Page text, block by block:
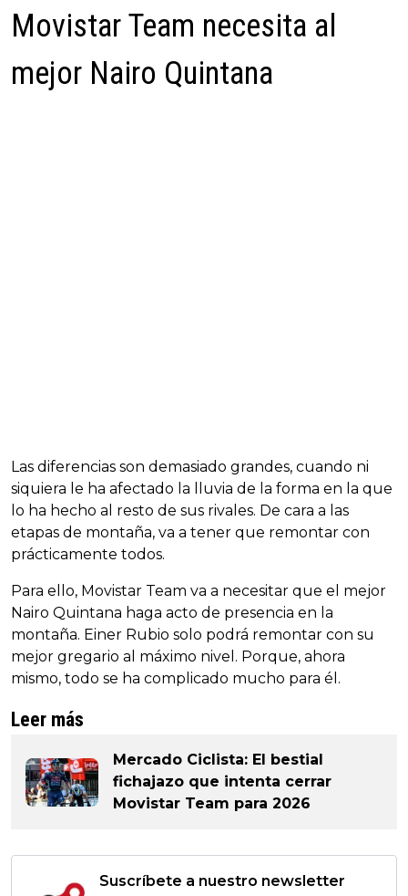
Movistar Team necesita al
mejor Nairo Quintana
Las diferencias son demasiado grandes, cuando ni
siquiera le ha afectado la lluvia de la forma en la que
lo ha hecho al resto de sus rivales. De cara a las
etapas de montaña, va a tener que remontar con
prácticamente todos.
Para ello, Movistar Team va a necesitar que el mejor
Nairo Quintana haga acto de presencia en la
montaña. Einer Rubio solo podrá remontar con su
mejor gregario al máximo nivel. Porque, ahora
mismo, todo se ha complicado mucho para él.
Leer más
Mercado Ciclista: El bestial
fichajazo que intenta cerrar
Movistar Team para 2026
Suscríbete a nuestro newsletter